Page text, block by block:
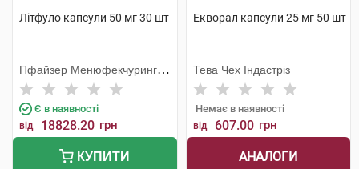
Літфуло капсули 50 мг 30 шт
Пфайзер Менюфекчуринг
Дойчленд
Є в наявності
від 18828.20 грн
КУПИТИ
Екворал капсули 25 мг 50 шт
Тева Чех Індастріз
Немає в наявності
від 607.00 грн
АНАЛОГИ